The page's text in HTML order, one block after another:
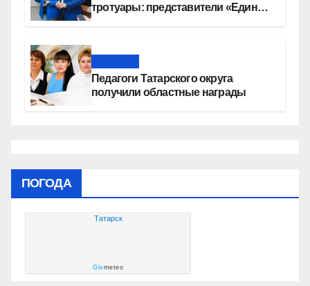
тротуары: представители «Единой
Педагоги Татарского округа
получили областные награды
ПОГОДА
Татарск
Gismeteo